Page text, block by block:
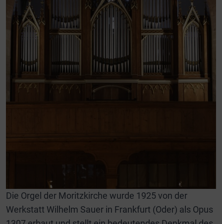
Die Orgel der Moritzkirche wurde 1925 von der
Werkstatt Wilhelm Sauer in Frankfurt (Oder) als Opus